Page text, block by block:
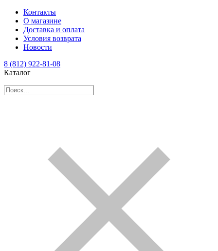
Контакты
О магазине
Доставка и оплата
Условия возврата
Новости
8 (812) 922-81-08
Каталог